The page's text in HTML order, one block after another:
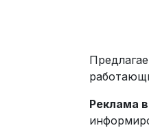
Реклама